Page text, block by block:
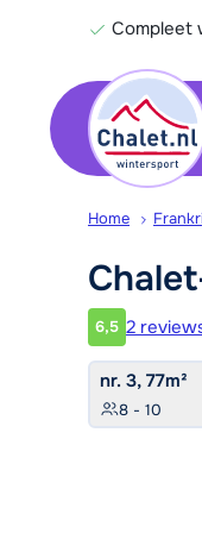
Compleet
Home
6,5 2
nr. 3, 77m²
8 - 10